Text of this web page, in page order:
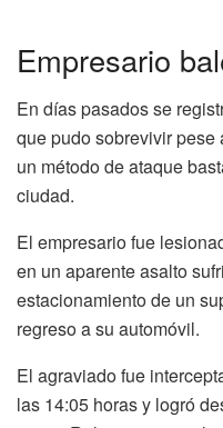
Empresario
En días pasados se
que pudo sobrevivir
un método de ataque
ciudad.
El empresario fue
en un aparente asalto
estacionamiento de un
regreso a su automóvil.
El agraviado fue
las 14:05 horas y logró